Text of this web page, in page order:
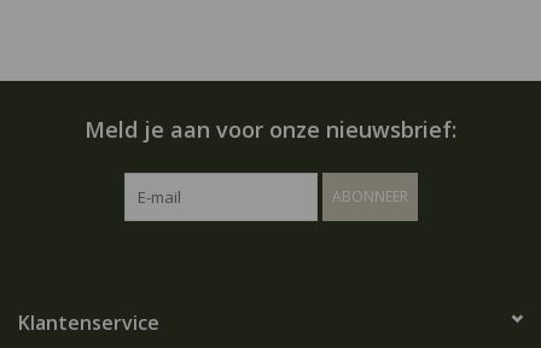
Meld je aan voor onze nieuwsbrief:
ABONNEER
Klantenservice